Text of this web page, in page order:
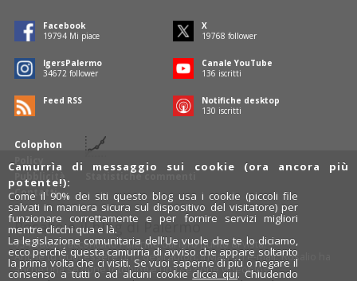
Colophon
Policy
Pubblicità
Contatti
Statistiche commenti
Facebook
19794Mi piace
X
19768 follower
IgersPalermo
34672 follower
Canale YouTube
136 iscritti
Feed RSS
Notifiche desktop
130 iscritti
Rosalio è il blog di Palermo
754 autoriraccontano Palermo dal loro punto di vista.
Anche tu puoi essere uno degli autori: inviaci un' e-mail. Rosalio ha
anche una sezionefotobloge una sezionevideoblog.
Camurrìa di messaggio sui cookie (ora ancora più
potente!):
Come il 90% dei siti questo blog usa i cookie (piccoli file
salvati in maniera sicura sul dispositivo del visitatore) per
funzionare correttamente e per fornire servizi migliori
mentre clicchi qua e là.
La legislazione comunitaria dell'Ue vuole che te lo diciamo,
ecco perché questa camurrìa di avviso che appare soltanto
la prima volta che ci visiti. Se vuoi saperne di più o negare il
consenso a tutti o ad alcuni cookie clicca qui. Chiudendo